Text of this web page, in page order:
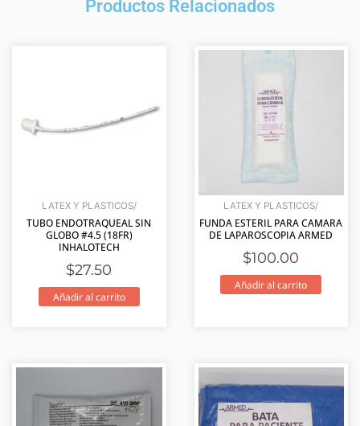
Productos Relacionados
LATEX Y PLASTICOS/
TUBO ENDOTRAQUEAL SIN
GLOBO #4.5 (18FR)
INHALOTECH
$27.50
Añadir al carrito
LATEX Y PLASTICOS/
FUNDA ESTERIL PARA CAMARA
DE LAPAROSCOPIA ARMED
$100.00
Añadir al carrito